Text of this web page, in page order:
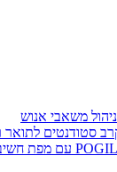
סטודנטים לתואר